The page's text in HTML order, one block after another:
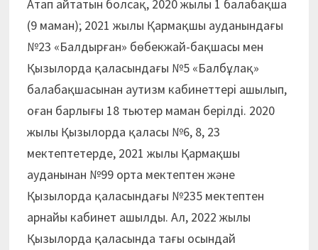
Атап айтатын болсақ, 2020 жылы 1 балабақша
(9 маман); 2021 жылы Қармақшы ауданындағы
№23 «Бал­дырған» бөбекжай-бақшасы мен
Қызылорда қаласындағы №5 «Балбұлақ»
балабақшасынан аутизм каби­неттері ашылып,
оған барлығы 18 тьютер маман берілді. 2020
жылы Қызылорда қаласы №6, 8, 23
мектептетерде, 2021 жылы Қармақшы
ауданынан №99 орта мектептен және
Қызылорда қаласындағы №235 мектептен
арнайы кабинет ашылды. Ал, 2022 жылы
Қызылорда қаласында тағы осындай